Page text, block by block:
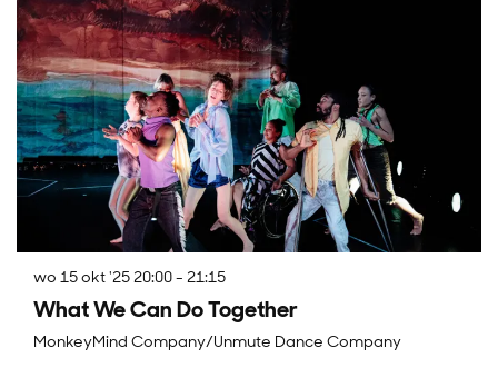
What We Can Do Together
MonkeyMind Company/Unmute Dance Company
wo 15 okt '2520:00 - 21:15